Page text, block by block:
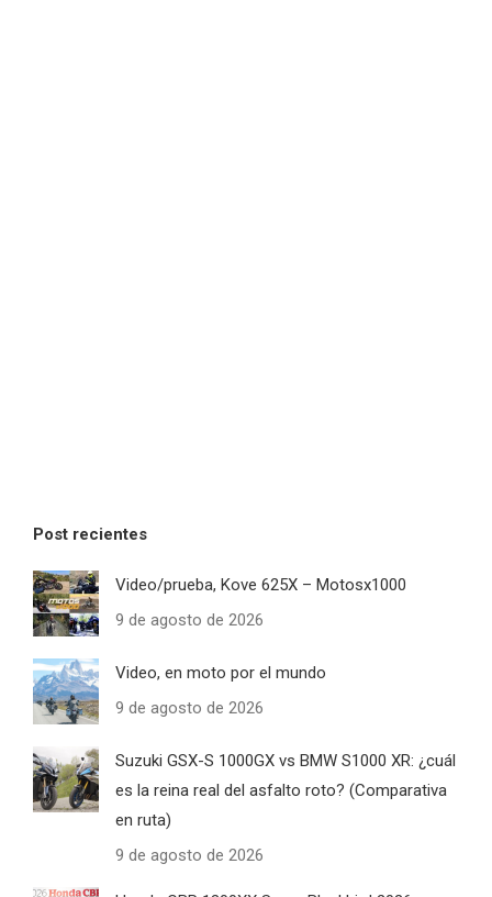
Post recientes
Video/prueba, Kove 625X – Motosx1000
9 de agosto de 2026
Video, en moto por el mundo
9 de agosto de 2026
Suzuki GSX-S 1000GX vs BMW S1000 XR: ¿cuál
es la reina real del asfalto roto? (Comparativa
en ruta)
9 de agosto de 2026